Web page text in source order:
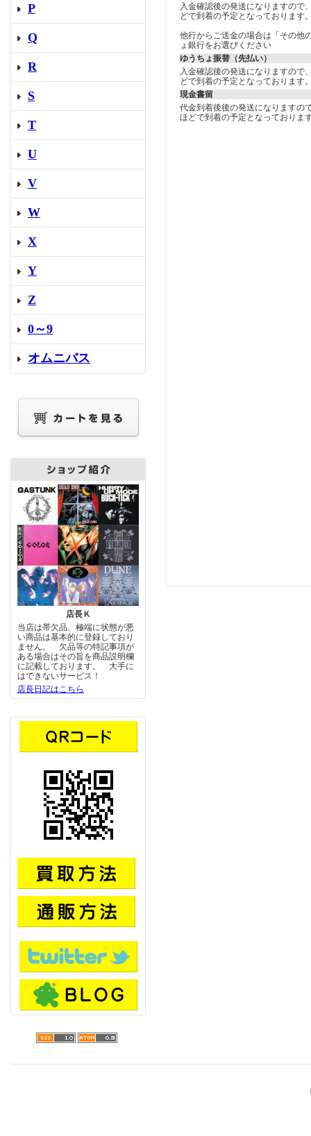
P
Q
R
S
T
U
V
W
X
Y
Z
0～9
オムニバス
店長Ｋ
当店は帯欠品、極端に状態が悪
い商品は基本的に登録しており
ません。 欠品等の特記事項が
ある場合はその旨を商品説明欄
に記載しております。 大手に
はできないサービス！
店長日記はこちら
入金確認後の発送になりますので
どで到着の予定となっております
他行からご送金の場合は「その他
ょ銀行をお選びください
ゆうちょ振替（先払い）
入金確認後の発送になりますので
どで到着の予定となっております
現金書留
代金到着後後の発送になりますの
ほどで到着の予定となっておりま